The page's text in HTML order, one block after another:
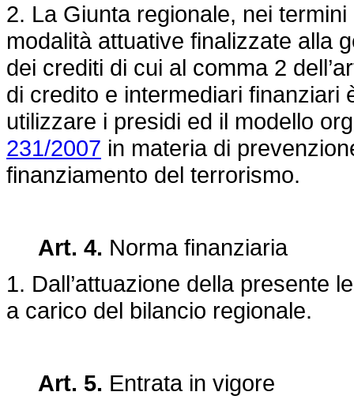
2. La Giunta regionale, nei
modalità attuative finalizzate alla
dei crediti di cui al comma 2
di credito e intermediari finanziari
utilizzare i presidi ed il modello
231/2007 in materia di
finanziamento del terrorismo.
Art. 4. Norma finanziaria
1. Dall’attuazione della presente
a carico del bilancio regionale.
Art. 5. Entrata in vigore